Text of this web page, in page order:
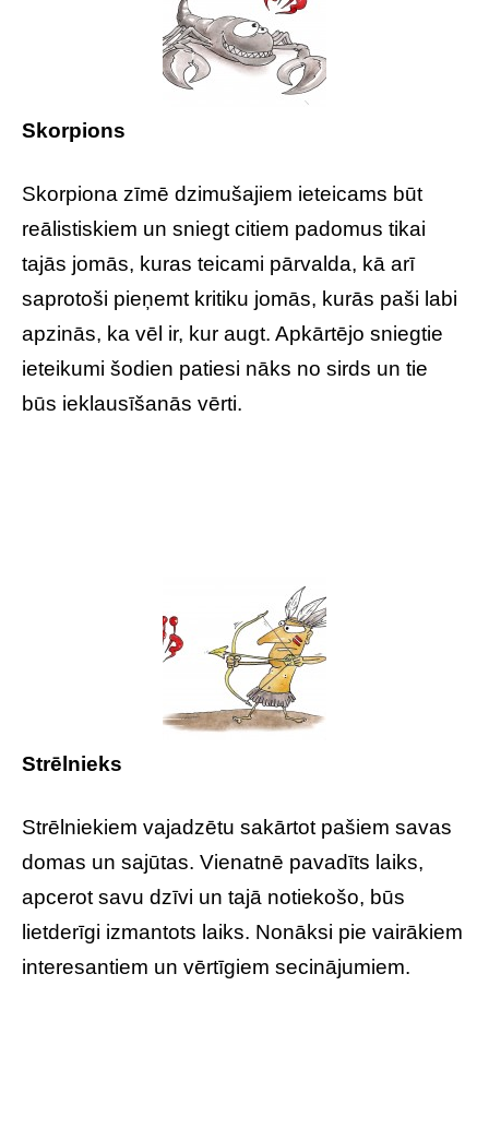
Skorpions
Skorpiona zīmē dzimušajiem ieteicams būt
reālistiskiem un sniegt citiem padomus tikai
tajās jomās, kuras teicami pārvalda, kā arī
saprotoši pieņemt kritiku jomās, kurās paši labi
apzinās, ka vēl ir, kur augt. Apkārtējo sniegtie
ieteikumi šodien patiesi nāks no sirds un tie
būs ieklausīšanās vērti.
Strēlnieks
Strēlniekiem vajadzētu sakārtot pašiem savas
domas un sajūtas. Vienatnē pavadīts laiks,
apcerot savu dzīvi un tajā notiekošo, būs
lietderīgi izmantots laiks. Nonāksi pie vairākiem
interesantiem un vērtīgiem secinājumiem.